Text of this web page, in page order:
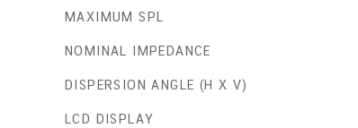
MAXIMUM SPL
NOMINAL IMPEDANCE
DISPERSION ANGLE (H X V)
LCD DISPLAY